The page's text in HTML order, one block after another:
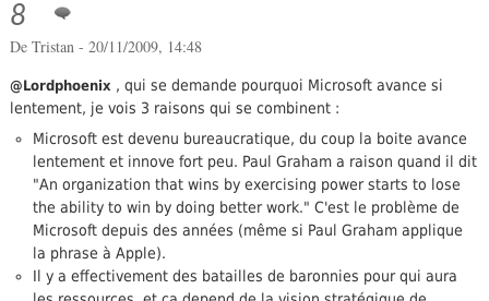
8
De Tristan - 20/11/2009, 14:48
@Lordphoenix , qui se demande pourquoi Microsoft avance si
lentement, je vois 3 raisons qui se combinent :
Microsoft est devenu bureaucratique, du coup la boite avance
lentement et innove fort peu. Paul Graham a raison quand il dit
"An organization that wins by exercising power starts to lose
the ability to win by doing better work." C'est le problème de
Microsoft depuis des années (même si Paul Graham applique
la phrase à Apple).
Il y a effectivement des batailles de baronnies pour qui aura